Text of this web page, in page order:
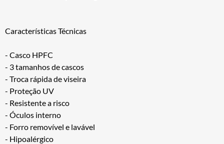
Características Técnicas
- Casco HPFC
- 3 tamanhos de cascos
- Troca rápida de viseira
- Proteção UV
- Resistente a risco
- Óculos interno
- Forro removível e lavável
- Hipoalérgico